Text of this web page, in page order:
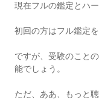
現在フルの鑑定とハ
初回の方はフル鑑定
ですが、受験のこと
能でしょう。
ただ、ああ、もっと